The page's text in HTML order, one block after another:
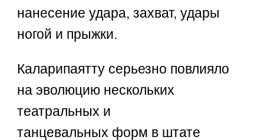
нанесение удара, захват, удары
ногой и прыжки.
Каларипаятту серьезно повлияло
на эволюцию нескольких
театральных и
танцевальных форм в штате